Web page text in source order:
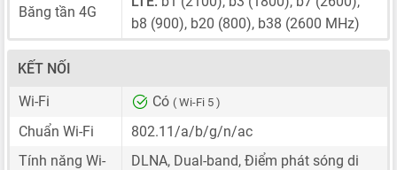
Băng tần 4G
b8 (900), b20 (800), b38 (2600 MHz)
KẾT NỐI
Wi-Fi
Có ( Wi-Fi 5 )
Chuẩn Wi-Fi
802.11/a/b/g/n/ac
Tính năng Wi-
DLNA, Dual-band, Điểm phát sóng di